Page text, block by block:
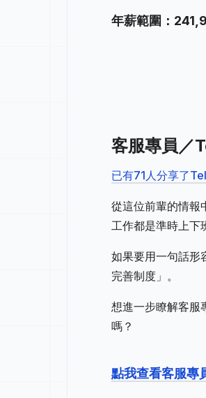
年薪範圍：
客服專員／
已有71人分享了
從這位前輩的情報
工作都是準時上下
如果要用一句話形
完善制度」。
想進一步瞭解客服
嗎？
點我查看客服專